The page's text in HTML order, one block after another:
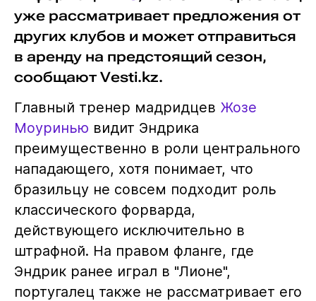
уже рассматривает предложения от
других клубов и может отправиться
в аренду на предстоящий сезон,
сообщают Vesti.kz.
Главный тренер мадридцев Жозе
Моуринью видит Эндрика
преимущественно в роли центрального
нападающего, хотя понимает, что
бразильцу не совсем подходит роль
классического форварда,
действующего исключительно в
штрафной. На правом фланге, где
Эндрик ранее играл в "Лионе",
португалец также не рассматривает его